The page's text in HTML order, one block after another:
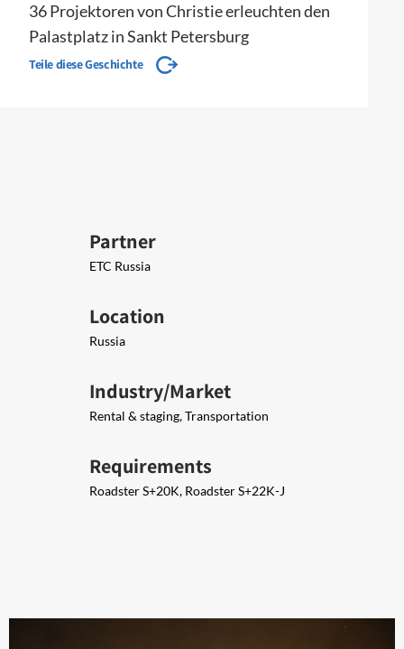
36 Projektoren von Christie erleuchten den
Palastplatz in Sankt Petersburg
Teile diese Geschichte
Partner
ETC Russia
Location
Russia
Industry/Market
Rental & staging, Transportation
Requirements
Roadster S+20K, Roadster S+22K-J